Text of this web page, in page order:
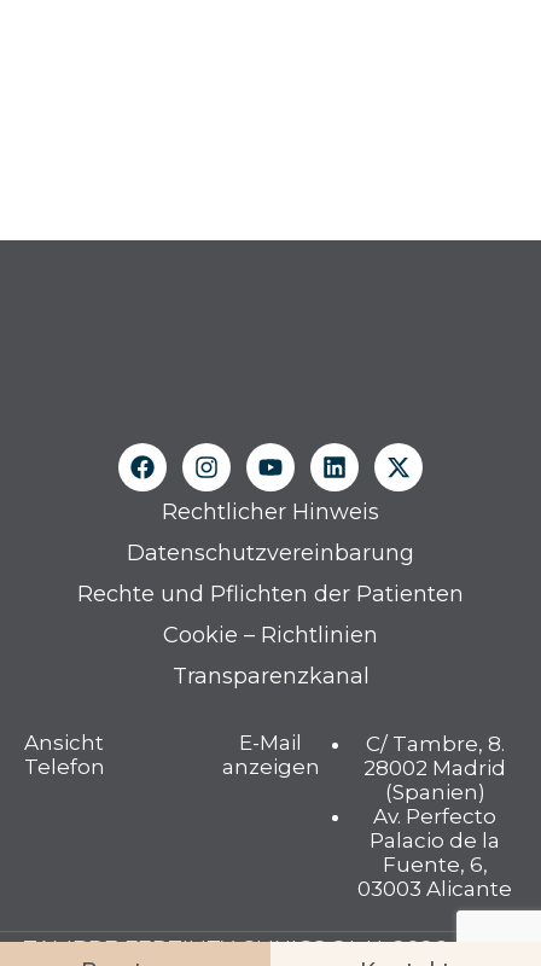
Rechtlicher Hinweis
Datenschutzvereinbarung
Rechte und Pflichten der Patienten
Cookie – Richtlinien
Transparenzkanal
Ansicht
Telefon
E-Mail
anzeigen
C/ Tambre, 8.
28002 Madrid
(Spanien)
Av. Perfecto
Palacio de la
Fuente, 6,
03003 Alicante
TAMBRE FERTILITY CLINICS S.L.U. 2026 © Alle